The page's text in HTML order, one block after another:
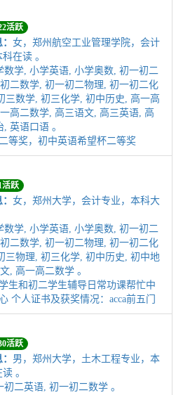
活跃
女，郑州航空工业管理学院，会计
在读 。
数学, 小学英语, 小学奥数, 初一初二
二数学, 初一初二物理, 初一初二化
三数学, 初三化学, 初中历史, 高一高
高二数学, 高三语文, 高三英语, 高
英语口语 。
等奖，初中英语希望杯二等奖
活跃
女，郑州大学，会计专业，本科大
数学, 小学英语, 小学奥数, 初一初二
二数学, 初一初二物理, 初一初二化
三物理, 初三化学, 初中历史, 初中地
, 高一高二数学 。
生和初二学生辅导日常功课帮忙中
个人证书及获奖情况：acca前五门
活跃
男，郑州大学，土木工程专业，本
。
二英语, 初一初二数学 。